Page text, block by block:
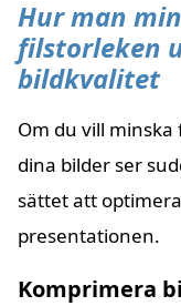
Hur man
filstorleken
bildkvalitet
Om du vill
dina bilder ser
sättet att
presentationen.
Komprimera